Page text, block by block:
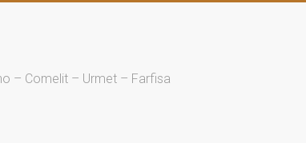
– Comelit – Urmet – Farfisa